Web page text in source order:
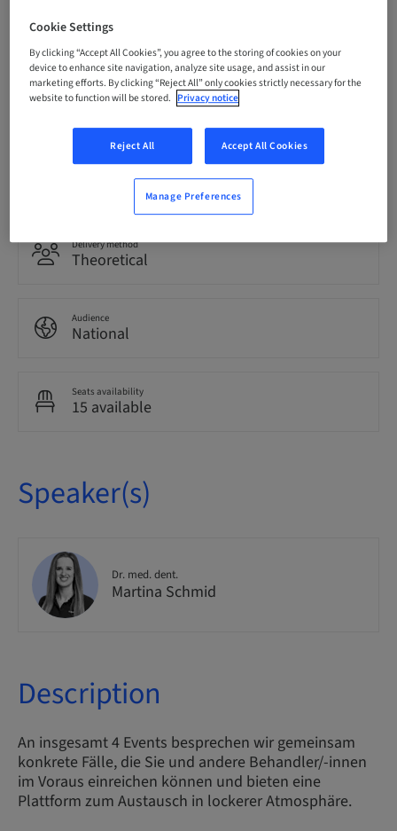
Price per Participant (local taxes apply)
CHF 0.00
Language
3.00 Points
Delivery method
Theoretical
Audience
National
Seats availability
15 available
Speaker(s)
Dr. med. dent.
Martina Schmid
Description
An insgesamt 4 Events besprechen wir gemeinsam
konkrete Fälle, die Sie und andere Behandler/-innen
im Voraus einreichen können und bieten eine
Plattform zum Austausch in lockerer Atmosphäre.
Cookie Settings
By clicking “Accept All Cookies”, you agree to the storing of cookies on your
device to enhance site navigation, analyze site usage, and assist in our
marketing efforts. By clicking “Reject All” only cookies strictly necessary for the
website to function will be stored. Privacy notice
Reject All Accept All Cookies
Manage Preferences